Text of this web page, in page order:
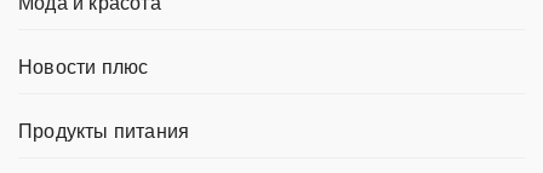
Новости плюс
Продукты питания